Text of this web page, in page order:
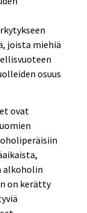
joista miehiä
osuus
ovat
alkoholin
on kerätty